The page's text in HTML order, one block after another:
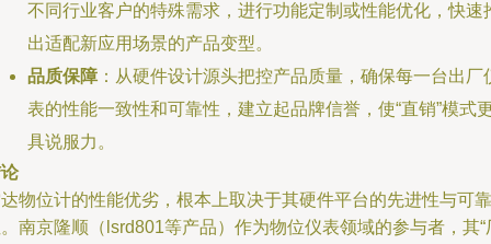
不同行业客户的特殊需求，进行功能定制或性能优化，快速
出适配新应用场景的产品变型。
品质保障 ：从硬件设计源头把控产品质量，确保每一台出厂
表的性能一致性和可靠性，建立起品牌信誉，使“直销”模式
具说服力。
物位计的性能优劣，根本上取决于其硬件平台的先进性与可靠
南京隆顺（lsrd801等产品）作为物位仪表领域的参与者，其“